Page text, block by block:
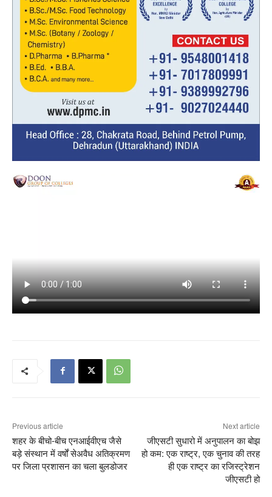
Previous article
शहर के बीचो-बीच एनआईवीएच जैसे
बड़े संस्थान में वर्षों से‌अवैध अतिक्रमण
पर जिला प्रशासन का चला बुलडोजर
Next article
जीएसटी सुधारो में अनुपालन का बोझ
हो कम: एक राष्ट्र, एक चुनाव की तरह
ही एक राष्ट्र का रजिस्ट्रेशन
जीएसटी हो